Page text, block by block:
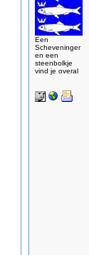
Een
Scheveninger
en een
steenbolkje
vind je overal